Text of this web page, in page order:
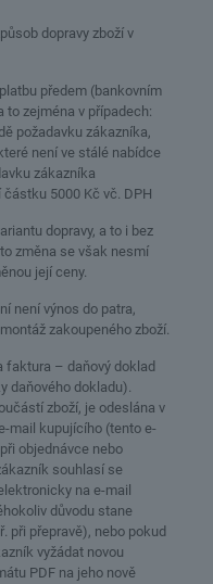
dopravy zboží v
předem (bankovním
to zejména v případech:
požadavku zákazníka,
není ve stálé nabídce
zákazníka
5000 Kč vč. DPH
dopravy, a to i bez
změna se však nesmí
její ceny.
není výnos do patra,
zakoupeného zboží.
faktura – daňový doklad
daňového dokladu).
zboží, je odeslána v
mail kupujícího (tento e-
objednávce nebo
souhlasí se
na e-mail
důvodu stane
při přepravě), nebo pokud
vyžádat novou
PDF na jeho nově